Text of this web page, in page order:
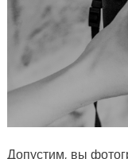
Допустим, вы